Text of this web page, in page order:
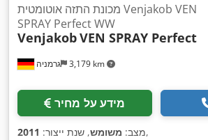
גרמניה 3,179 km
מכונת התזה אוטומטית Venjakob VEN
SPRAY Perfect WW
VenjakobVEN SPRAY Perfect
מידע על מחיר
מצב: משומש, שנת ייצור: 2011 ,